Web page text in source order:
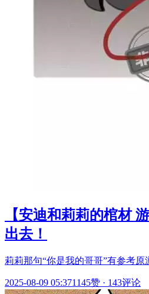
【安迪和莉莉的棺材
出去！
莉莉那句“你是我的哥哥”有参考原
2025-08-09 05:371145赞 · 143评论